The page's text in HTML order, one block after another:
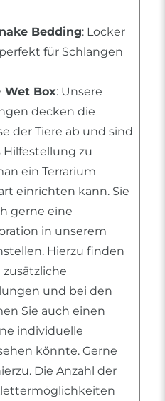
Bedding: Locker
für Schlangen
Wet Box: Unsere
decken die
der Tiere ab und sind
Hilfestellung zu
ein Terrarium
einrichten kann. Sie
gerne eine
in unserem
Hierzu finden
und bei den
Sie auch einen
individuelle
könnte. Gerne
Die Anzahl der